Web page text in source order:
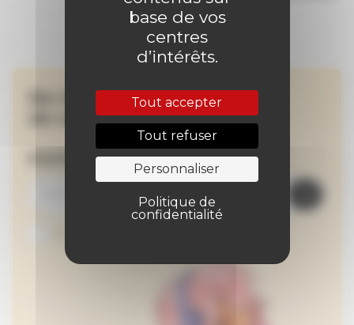
base de vos
centres
d’intérêts.
Tout accepter
Tout refuser
Personnaliser
Politique de
confidentialité
Ne manquez aucune
de nos actualités !
Inscrivez-vous à la newsletter